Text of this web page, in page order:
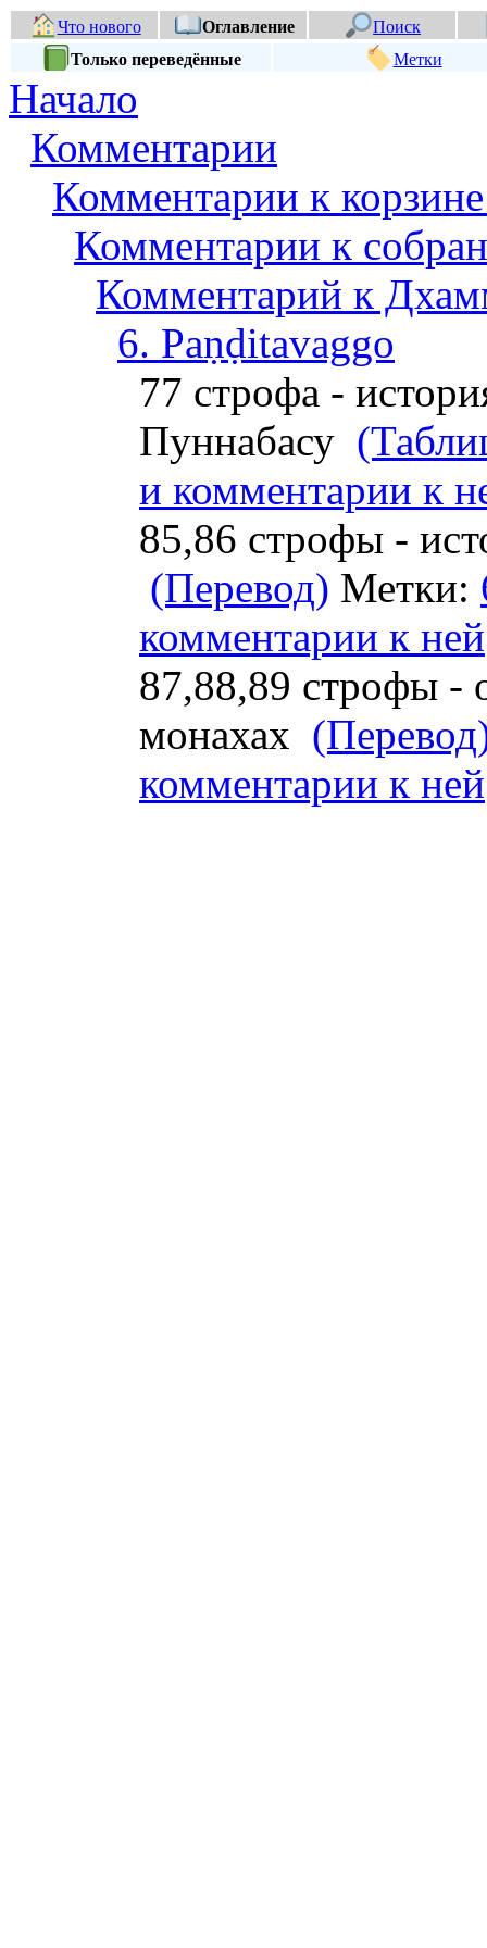
Что нового Оглавление
Поиск
Только переведённые
Метки
Начало
Комментарии
Комментарии к
Комментарии к
Комментарий к
6. Paṇḍitavaggo
77 строфа -
Пуннабасу
и комментарии к
85,86 строфы -
(Перевод) Метки:
комментарии к ней
87,88,89 строфы -
монахах
комментарии к ней